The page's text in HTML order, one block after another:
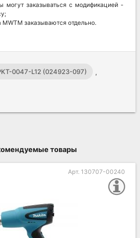
могут заказываться с модификацией -
MWTM заказываются отдельно.
0047-L12 (024923-097) ,
товары
Арт. 130707-00240